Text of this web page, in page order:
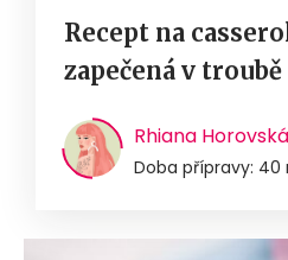
Recept na
zapečená v troubě
Rhiana Horovská
Doba přípravy: 40